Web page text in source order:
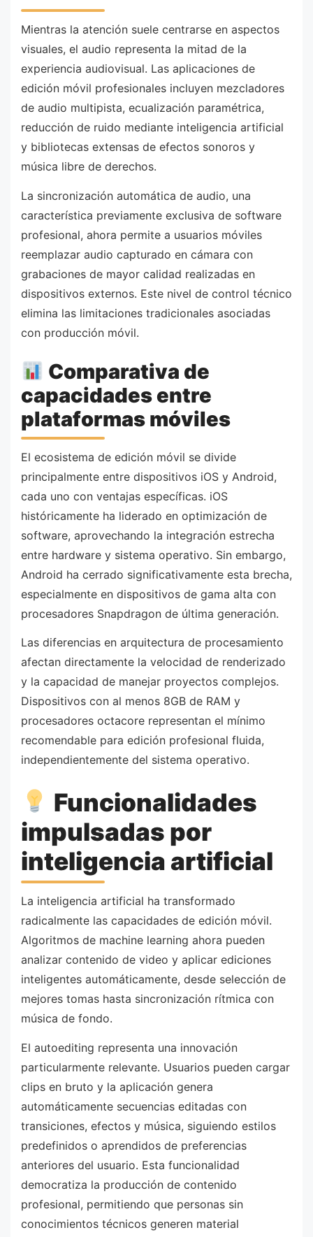
Mientras la atención suele centrarse en aspectos
visuales, el audio representa la mitad de la
experiencia audiovisual. Las aplicaciones de
edición móvil profesionales incluyen mezcladores
de audio multipista, ecualización paramétrica,
reducción de ruido mediante inteligencia artificial
y bibliotecas extensas de efectos sonoros y
música libre de derechos.
La sincronización automática de audio, una
característica previamente exclusiva de software
profesional, ahora permite a usuarios móviles
reemplazar audio capturado en cámara con
grabaciones de mayor calidad realizadas en
dispositivos externos. Este nivel de control técnico
elimina las limitaciones tradicionales asociadas
con producción móvil.
Comparativa de
capacidades entre
plataformas móviles
El ecosistema de edición móvil se divide
principalmente entre dispositivos iOS y Android,
cada uno con ventajas específicas. iOS
históricamente ha liderado en optimización de
software, aprovechando la integración estrecha
entre hardware y sistema operativo. Sin embargo,
Android ha cerrado significativamente esta brecha,
especialmente en dispositivos de gama alta con
procesadores Snapdragon de última generación.
Las diferencias en arquitectura de procesamiento
afectan directamente la velocidad de renderizado
y la capacidad de manejar proyectos complejos.
Dispositivos con al menos 8GB de RAM y
procesadores octacore representan el mínimo
recomendable para edición profesional fluida,
independientemente del sistema operativo.
Funcionalidades
impulsadas por
inteligencia artificial
La inteligencia artificial ha transformado
radicalmente las capacidades de edición móvil.
Algoritmos de machine learning ahora pueden
analizar contenido de video y aplicar ediciones
inteligentes automáticamente, desde selección de
mejores tomas hasta sincronización rítmica con
música de fondo.
El autoediting representa una innovación
particularmente relevante. Usuarios pueden cargar
clips en bruto y la aplicación genera
automáticamente secuencias editadas con
transiciones, efectos y música, siguiendo estilos
predefinidos o aprendidos de preferencias
anteriores del usuario. Esta funcionalidad
democratiza la producción de contenido
profesional, permitiendo que personas sin
conocimientos técnicos generen material